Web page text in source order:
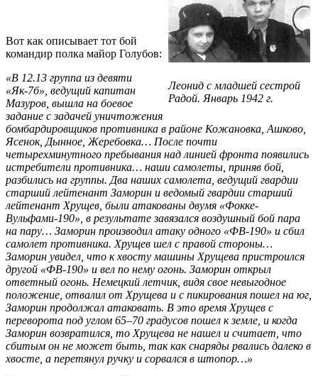
Леонид с младшей сестрой
Радой. Январь 1942 г.
Вот как описывает тот бой
командир полка майор Голубов:
«В 12.13 группа из девяти
«Як-7б», ведущий капитан
Мазуров, вышла на боевое
задание с задачей уничтожения
бомбардировщиков противника в районе Кожановка, Ашково,
Ясенок, Дынное, Жеребовка… После почти
четырехминутного пребывания над линией фронта появились
истребители противника… наши самолеты, приняв бой,
разбились на группы. Два наших самолета, ведущий гвардии
старший лейтенант Заморин и ведомый гвардии старший
лейтенант Хрущев, были атакованы двумя «Фокке-
Вульфами-190», в результате завязался воздушный бой пара
на пару… Заморин производил атаку одного «ФВ-190» и сбил
самолет противника. Хрущев шел с правой стороны…
Заморин увидел, что к хвосту машины Хрущева пристроился
другой «ФВ-190» и вел по нему огонь. Заморин открыл
ответный огонь. Немецкий летчик, видя свое невыгодное
положение, отвалил от Хрущева и с пикирования пошел на юг,
Заморин продолжал атаковать. В это время Хрущев с
переворота под углом 65–70 градусов пошел к земле, и когда
Заморин возвратился, то Хрущева не нашел и считает, что
сбитым он не может быть, так как снаряды рвались далеко в
хвосте, а перетянул ручку и сорвался в штопор…»